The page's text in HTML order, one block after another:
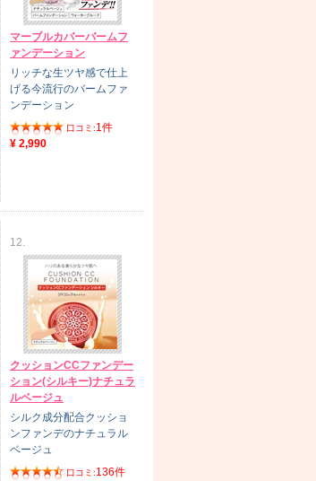
マーブルカバーバームフ
ァンデーション
リッチな生ツヤ感で仕上
げる今流行のバームファ
ンデーション
口コミ:1件
¥ 2,990
12.
クッションCCファンデー
ション(シルキー)ナチュラ
ルベージュ
シルク成分配合クッショ
ンファンデのナチュラル
ベージュ
口コミ:136件